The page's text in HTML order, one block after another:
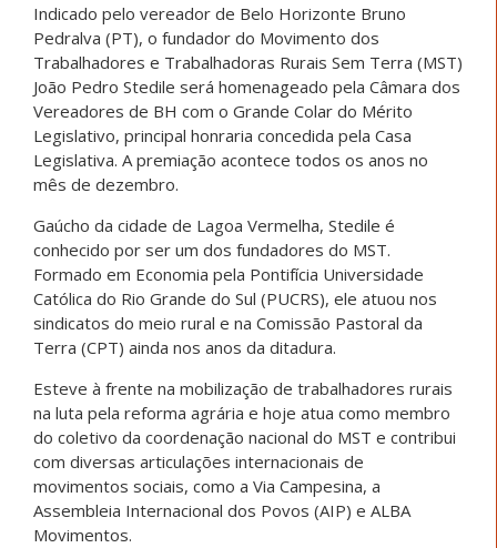
Indicado pelo vereador de Belo Horizonte Bruno
Pedralva (PT), o fundador do Movimento dos
Trabalhadores e Trabalhadoras Rurais Sem Terra (MST)
João Pedro Stedile será homenageado pela Câmara dos
Vereadores de BH com o Grande Colar do Mérito
Legislativo, principal honraria concedida pela Casa
Legislativa. A premiação acontece todos os anos no
mês de dezembro.
Gaúcho da cidade de Lagoa Vermelha, Stedile é
conhecido por ser um dos fundadores do MST.
Formado em Economia pela Pontifícia Universidade
Católica do Rio Grande do Sul (PUCRS), ele atuou nos
sindicatos do meio rural e na Comissão Pastoral da
Terra (CPT) ainda nos anos da ditadura.
Esteve à frente na mobilização de trabalhadores rurais
na luta pela reforma agrária e hoje atua como membro
do coletivo da coordenação nacional do MST e contribui
com diversas articulações internacionais de
movimentos sociais, como a Via Campesina, a
Assembleia Internacional dos Povos (AIP) e ALBA
Movimentos.